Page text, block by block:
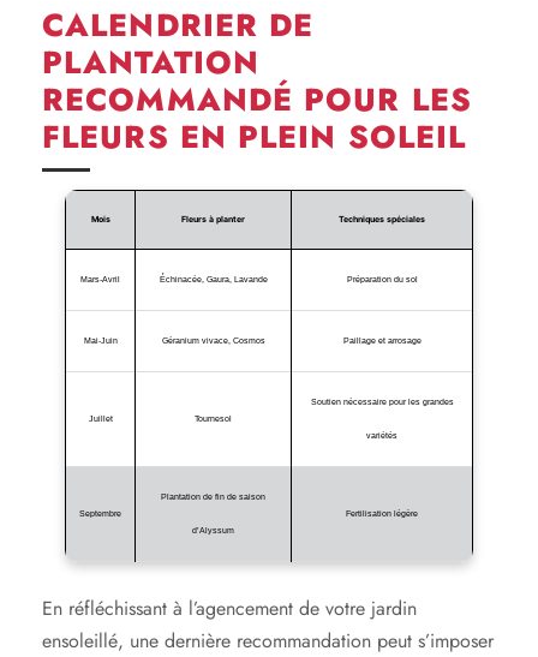
CALENDRIER DE
PLANTATION
RECOMMANDÉ POUR LES
FLEURS EN PLEIN SOLEIL
Mois Fleurs à planter Techniques spéciales
Mars-Avril Échinacée, Gaura, Lavande Préparation du sol
Mai-Juin Géranium vivace, Cosmos Paillage et arrosage
Juillet Tournesol
Soutien nécessaire pour les grandes
variétés
Septembre
Plantation de fin de saison
d’Alyssum
Fertilisation légère
En réfléchissant à l’agencement de votre jardin
ensoleillé, une dernière recommandation peut s’imposer